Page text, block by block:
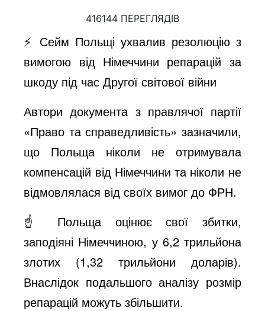
416144 ПЕРЕГЛЯДІВ
⚡️ Сейм Польщі ухвалив резолюцію з
вимогою від Німеччини репарацій за
шкоду під час Другої світової війни
Автори документа з правлячої партії
«Право та справедливість» зазначили,
що Польща ніколи не отримувала
компенсацій від Німеччини та ніколи не
відмовлялася від своїх вимог до ФРН.
☝️ Польща оцінює свої збитки,
заподіяні Німеччиною, у 6,2 трильйона
злотих (1,32 трильйони доларів).
Внаслідок подальшого аналізу розмір
репарацій можуть збільшити.